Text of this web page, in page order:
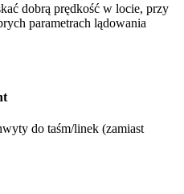
dobrą prędkość w locie, przy
parametrach lądowania
do taśm/linek (zamiast